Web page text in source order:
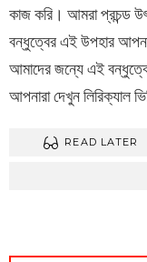
কাজ করি। আমরা প্রচন্ড
বন্ধুত্বের এই উপহার
আমাদের জন্যে এই
আপনারা দেখুন লিরিক্যাল
READ LATER